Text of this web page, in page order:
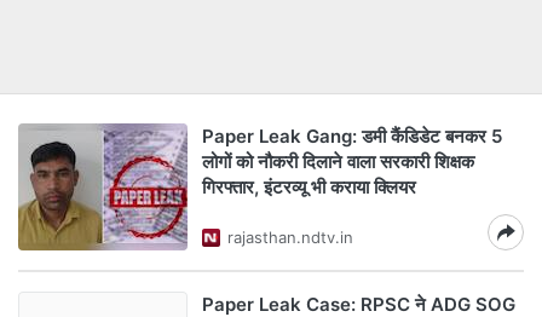
Paper Leak Gang: डमी कैंडिडेट बनकर 5
लोगों को नौकरी दिलाने वाला सरकारी शिक्षक
गिरफ्तार, इंटरव्यू भी कराया क्लियर
rajasthan.ndtv.in
Paper Leak Case: RPSC ने ADG SOG